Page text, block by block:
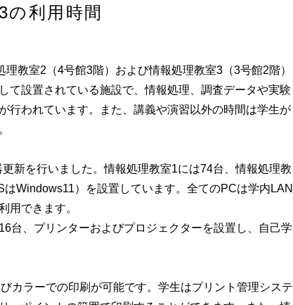
の利用時間
教室2（4号館3階）および情報処理教室3（3号館2階）
て設置されている施設で、情報処理、調査データや実験
行われています。また、講義や演習以外の時間は学生が
新を行いました。情報処理教室1には74台、情報処理教
Windows11）を設置しています。全てのPCは学内LAN
用できます。
台、プリンターおよびプロジェクターを設置し、自己学
カラーでの印刷が可能です。学生はプリント管理システ